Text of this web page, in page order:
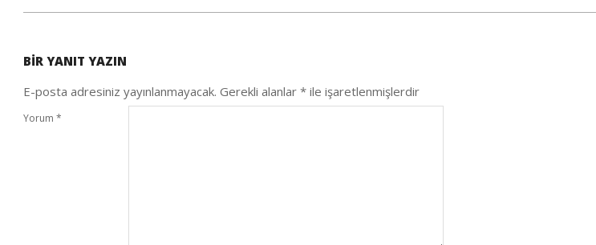
25
BIR YANIT YAZIN
E-posta adresiniz yayınlanmayacak. Gerekli alanlar * ile işaretlenmişlerdir
Yorum *